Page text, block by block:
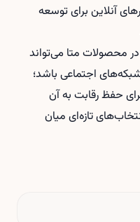
آنلاین برای توسعه
محصولات متا می‌تواند
اجتماعی باشد؛
حفظ رقابت به آن
تازه‌ای میان